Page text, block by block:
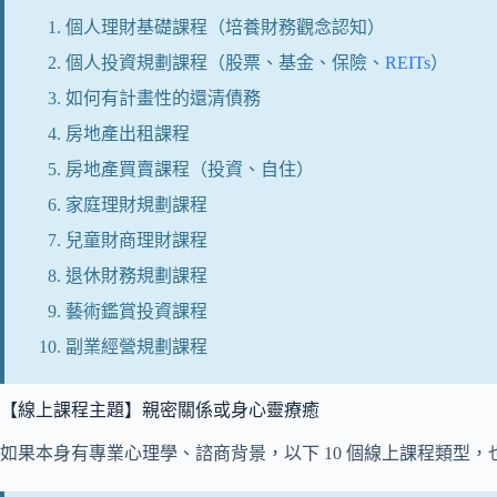
個人理財基礎課程（培養財務觀念認知）
個人投資規劃課程（股票、基金、保險、 REITs）
如何有計畫性的還清債務
房地產出租課程
房地產買賣課程（投資、自住）
家庭理財規劃課程
兒童財商理財課程
退休財務規劃課程
藝術鑑賞投資課程
副業經營規劃課程
【線上課程主題】親密關係或身心靈療癒
如果本身有專業心理學、諮商背景，以下 10 個線上課程類型，